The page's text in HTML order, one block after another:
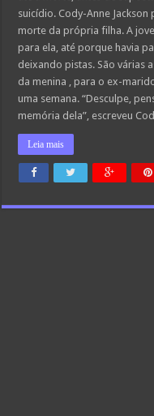
suicídio. Cody-Anne
morte da própria filha. A
para ela, até porque havia
deixando pistas. São várias
da menina , para o ex-
uma semana. “Desculpe,
memória dela”, escreveu
Leia mais